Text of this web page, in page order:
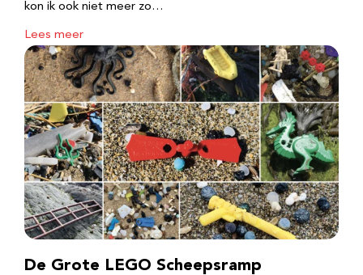
kon ik ook niet meer zo…
Lees meer
De Grote LEGO Scheepsramp